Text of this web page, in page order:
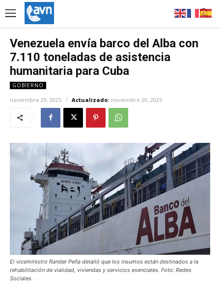
Venezuela envía barco del Alba con
7.110 toneladas de asistencia
humanitaria para Cuba
GOBIERNO
noviembre 29, 2025 Actualizado: noviembre 29, 2025
El viceministro Rander Peña detalló que los insumos están destinados a la
rehabilitación de vialidad, viviendas y servicios esenciales. Foto: Redes
Sociales.